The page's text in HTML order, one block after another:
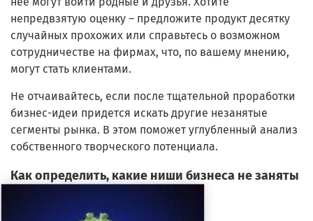
непредвзятую оценку – предложите продукт десятку
случайных прохожих или справьтесь о возможном
сотрудничестве на фирмах, что, по вашему мнению,
могут стать клиентами.
Не отчаивайтесь, если после тщательной проработки
бизнес-идеи придется искать другие незанятые
сегменты рынка. В этом поможет углубленный анализ
собственного творческого потенциала.
Как определить, какие ниши бизнеса не заняты